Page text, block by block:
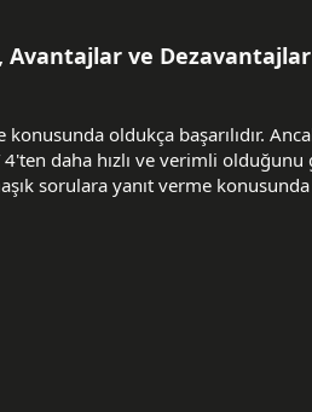
Avantajlar ve Dezavantajlar
oldukça başarılıdır.
daha hızlı ve verimli
sorulara yanıt verme konusunda